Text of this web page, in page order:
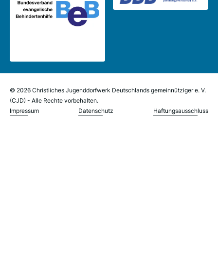
© 2026 Christliches Jugenddorfwerk Deutschlands gemeinnütziger e. V.
(CJD) - Alle Rechte vorbehalten.
Impressum
Datenschutz Haftungsausschluss